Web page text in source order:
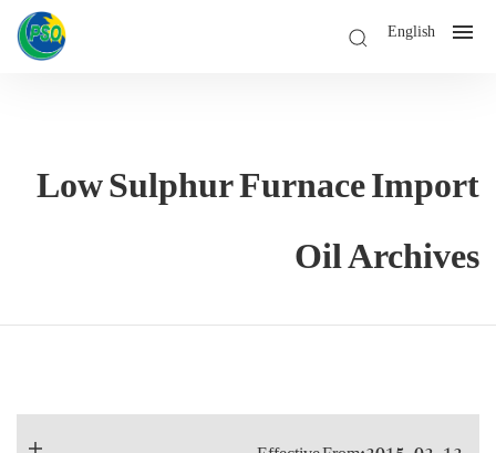
English
Low Sulphur Furnace Import
Oil Archives